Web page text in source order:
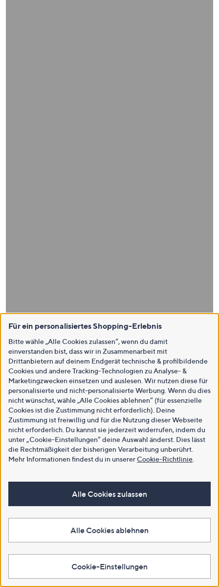
Für ein personalisiertes Shopping-Erlebnis
Bitte wähle „Alle Cookies zulassen“, wenn du damit
einverstanden bist, dass wir in Zusammenarbeit mit
Drittanbietern auf deinem Endgerät technische & profilbildende
Cookies und andere Tracking-Technologien zu Analyse- &
Marketingzwecken einsetzen und auslesen. Wir nutzen diese für
personalisierte und nicht-personalisierte Werbung. Wenn du dies
nicht wünschst, wähle „Alle Cookies ablehnen“ (für essenzielle
Cookies ist die Zustimmung nicht erforderlich). Deine
Zustimmung ist freiwillig und für die Nutzung dieser Webseite
nicht erforderlich. Du kannst sie jederzeit widerrufen, indem du
unter „Cookie-Einstellungen“ deine Auswahl änderst. Dies lässt
die Rechtmäßigkeit der bisherigen Verarbeitung unberührt.
Mehr Informationen findest du in unsererCookie-Richtlinie
Alle Cookies zulassen
Alle Cookies ablehnen
Cookie-Einstellungen